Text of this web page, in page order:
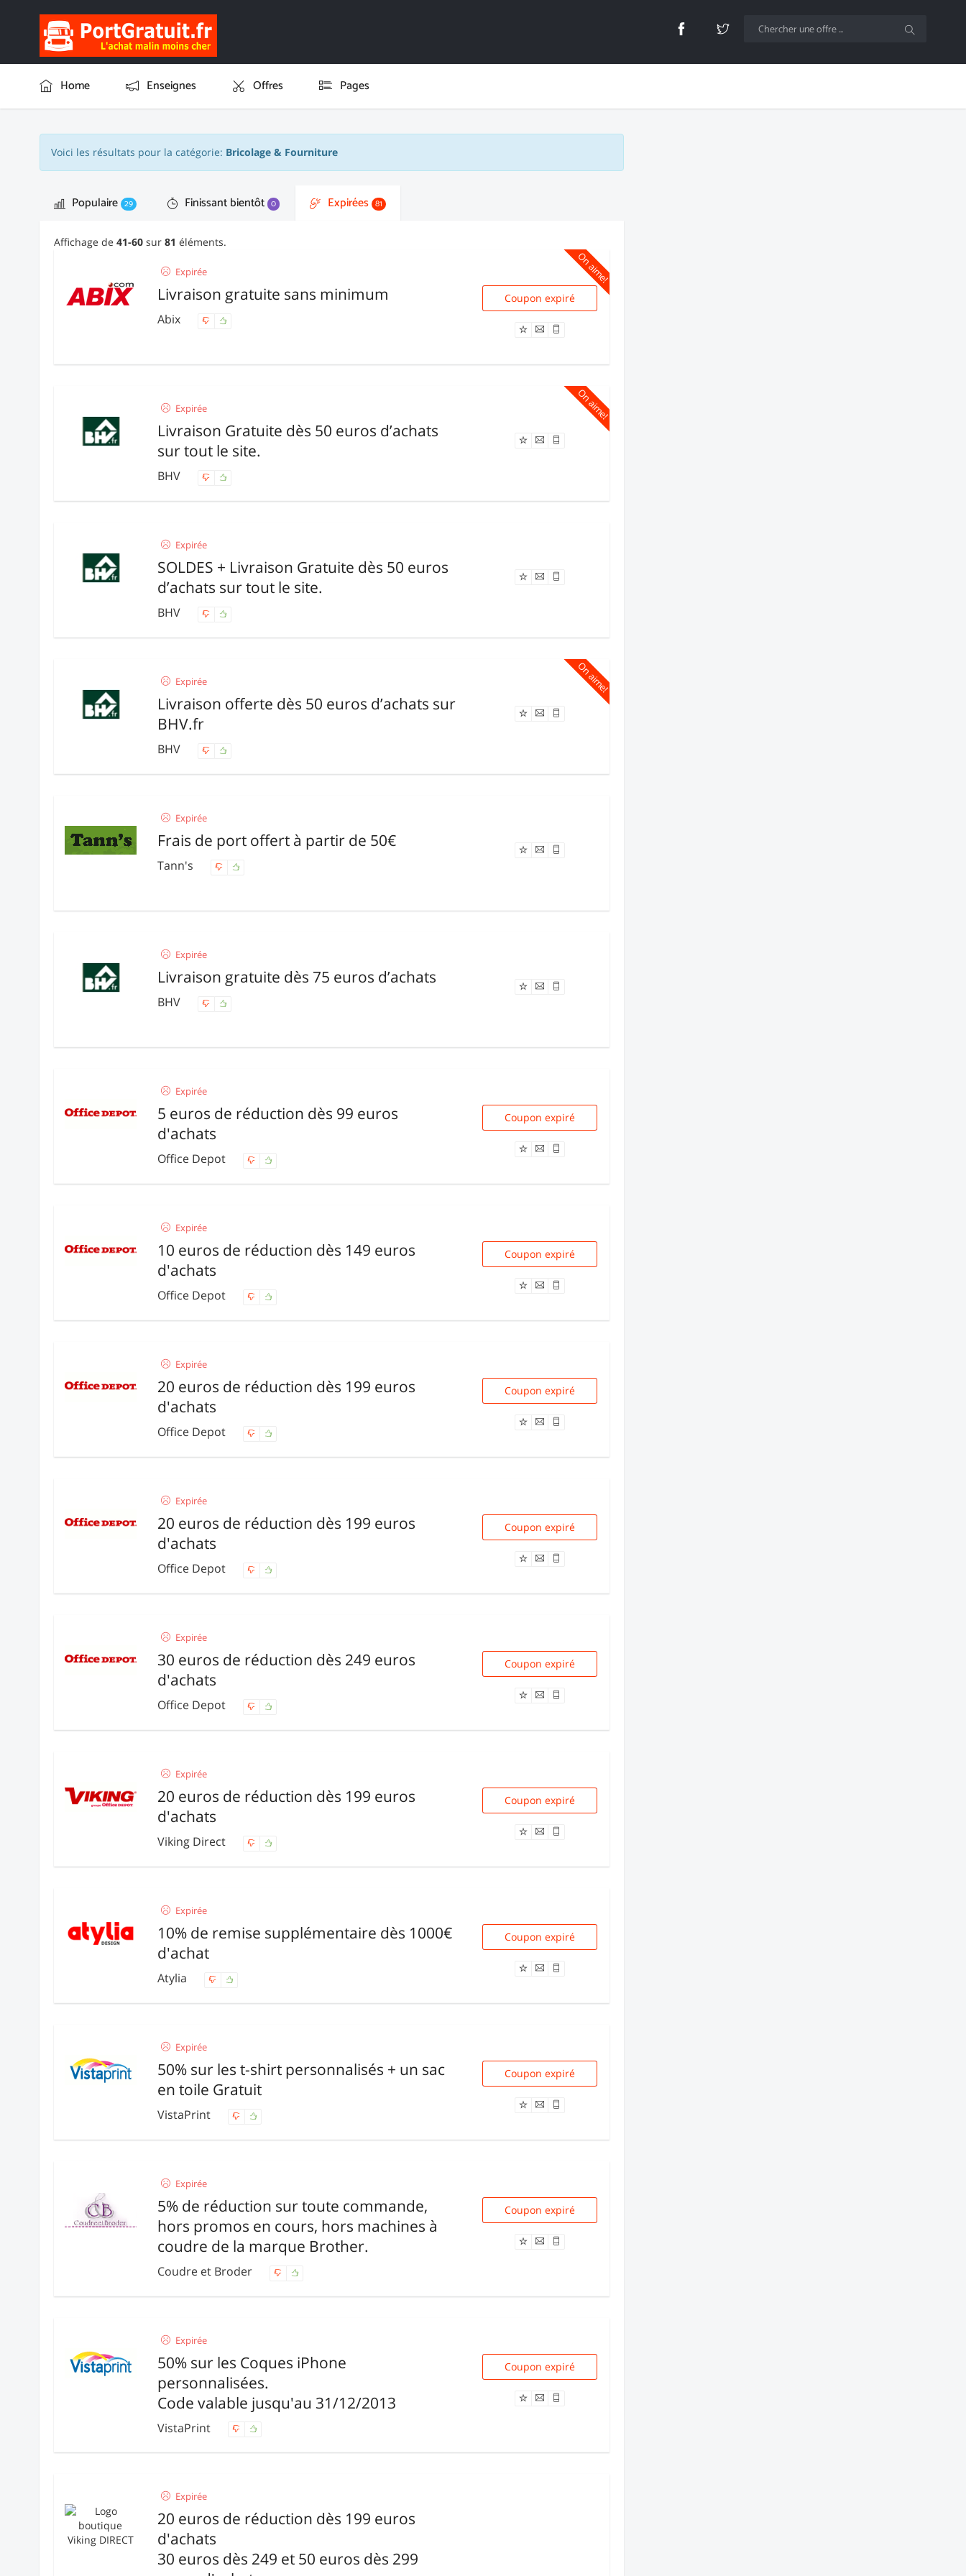
Home Enseignes Offres Pages
Voici les résultats pour la catégorie: Bricolage & Fourniture
Populaire 29 Finissant bientôt 0 Expirées 81
Affichage de41-60 sur81 éléments.
On aime!
Expirée
Livraison gratuite sans minimum
Abix
enjoy
Coupon expiré
On aime!
Expirée
Livraison Gratuite dès 50 euros d’achats
sur tout le site.
BHV
Offre expirée
Expirée
SOLDES + Livraison Gratuite dès 50 euros
d’achats sur tout le site.
BHV
Offre expirée
On aime!
Expirée
Livraison offerte dès 50 euros d’achats sur
BHV.fr
BHV
Offre expirée
Expirée
Frais de port offert à partir de 50€
Tann's
Offre expirée
Expirée
Livraison gratuite dès 75 euros d’achats
BHV
Offre expirée
Expirée
5 euros de réduction dès 99 euros
d'achats
Office Depot
5112
Coupon expiré
Expirée
10 euros de réduction dès 149 euros
d'achats
Office Depot
1002
Coupon expiré
Expirée
20 euros de réduction dès 199 euros
d'achats
Office Depot
2044
Coupon expiré
Expirée
20 euros de réduction dès 199 euros
d'achats
Office Depot
7423
Coupon expiré
Expirée
30 euros de réduction dès 249 euros
d'achats
Office Depot
7424
Coupon expiré
Expirée
20 euros de réduction dès 199 euros
d'achats
Viking Direct
QT8-ACT20
Coupon expiré
Expirée
10% de remise supplémentaire dès 1000€
d'achat
Atylia
DESIGN10
Coupon expiré
Expirée
50% sur les t-shirt personnalisés + un sac
en toile Gratuit
VistaPrint
SUMMERVP01
Coupon expiré
Expirée
5% de réduction sur toute commande,
hors promos en cours, hors machines à
coudre de la marque Brother.
Coudre et Broder
FKEIJH
Coupon expiré
Expirée
50% sur les Coques iPhone
personnalisées.
Code valable jusqu'au 31/12/2013
VistaPrint
NAiPVP001
Coupon expiré
Expirée
20 euros de réduction dès 199 euros
d'achats
30 euros dès 249 et 50 euros dès 299